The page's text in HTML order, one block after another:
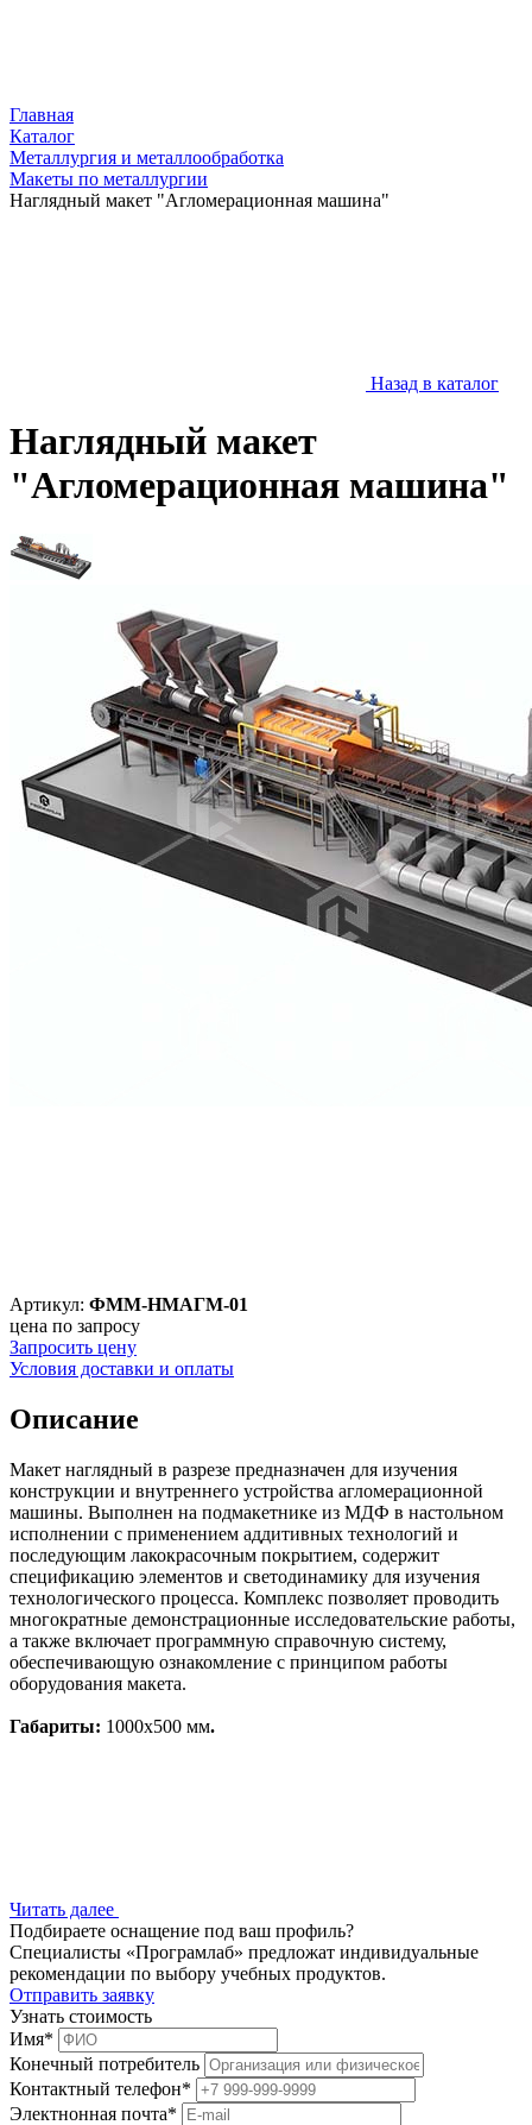
Главная
Каталог
Металлургия и металлообработка
Макеты по металлургии
Наглядный макет "Агломерационная машина"
Назад в каталог
Наглядный макет
"Агломерационная машина"
Артикул: ФММ-НМАГМ-01
цена по запросу
Запросить цену
Условия доставки и оплаты
Описание
Макет наглядный в разрезе предназначен для изучения
конструкции и внутреннего устройства агломерационной
машины. Выполнен на подмакетнике из МДФ в настольном
исполнении с применением аддитивных технологий и
последующим лакокрасочным покрытием, содержит
спецификацию элементов и светодинамику для изучения
технологического процесса. Комплекс позволяет проводить
многократные демонстрационные исследовательские работы,
а также включает программную справочную систему,
обеспечивающую ознакомление с принципом работы
оборудования макета.
Габариты: 1000х500 мм.
Читать далее
Подбираете оснащение под ваш профиль?
Специалисты «Програмлаб» предложат индивидуальные
рекомендации по выбору учебных продуктов.
Отправить заявку
Узнать стоимость
Имя*
Конечный потребитель
Контактный телефон*
Электнонная почта*